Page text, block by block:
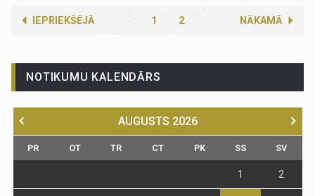
IEPRIEKŠĒJĀ 1 2 NĀKAMĀ
NOTIKUMU KALENDĀRS
AUGUSTS 2026
PR OT TR CT PK SS SV
1 2